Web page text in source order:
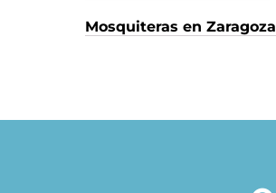
Mosquiteras en Zaragoza